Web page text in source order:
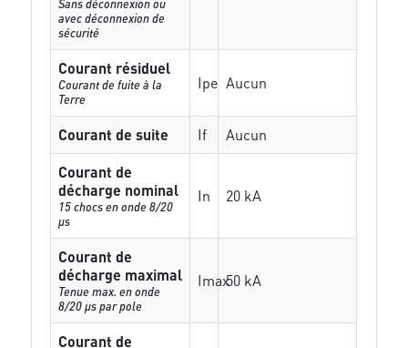
Sans déconnexion ou
avec déconnexion de
sécurité
Courant résiduel
Courant de fuite à la
Terre
Ipe Aucun
Courant de suite If
Aucun
Courant de
décharge nominal
15 chocs en onde 8/20
µs
In 20 kA
Courant de
décharge maximal
Tenue max. en onde
8/20 µs par pole
Imax50 kA
Courant de